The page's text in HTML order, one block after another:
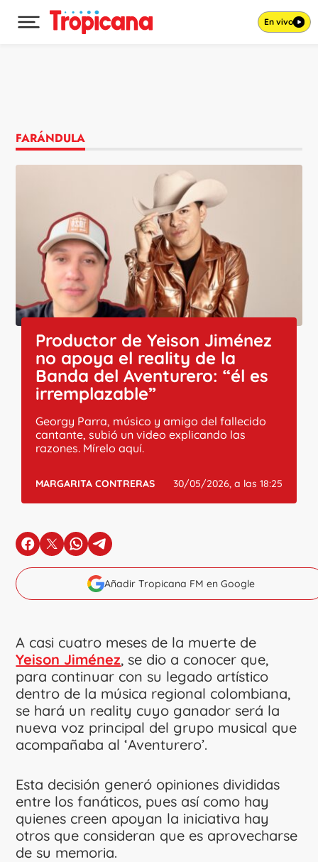
Desplegar menú principal En vivo
FARÁNDULA
Productor de Yeison Jiménez
no apoya el reality de la
Banda del Aventurero: “él es
irremplazable”
Georgy Parra, músico y amigo del fallecido
cantante, subió un video explicando las
razones. Mírelo aquí.
MARGARITA CONTRERAS 30/05/2026, a las 18:25
en Facebook
en Xen Whatsapp
en Telegram
Añadir Tropicana FM en Google
A casi cuatro meses de la muerte de
Yeison Jiménez, se dio a conocer que,
para continuar con su legado artístico
dentro de la música regional colombiana,
se hará un reality cuyo ganador será la
nueva voz principal del grupo musical que
acompañaba al ‘Aventurero’.
Esta decisión generó opiniones divididas
entre los fanáticos, pues así como hay
quienes creen apoyan la iniciativa hay
otros que consideran que es aprovecharse
de su memoria.